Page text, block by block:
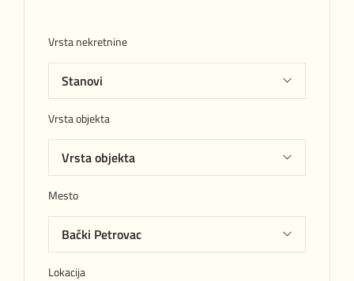
Vrsta nekretnine
Vrsta objekta
Mesto
Lokacija